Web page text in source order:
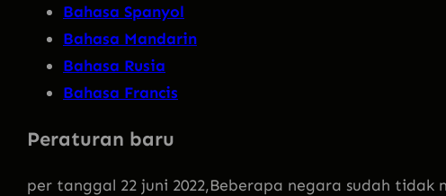
Bahasa Spanyol
Bahasa Mandarin
Bahasa Rusia
Bahasa Francis
Peraturan baru
per tanggal 22 juni 2022,Beberapa negara sudah